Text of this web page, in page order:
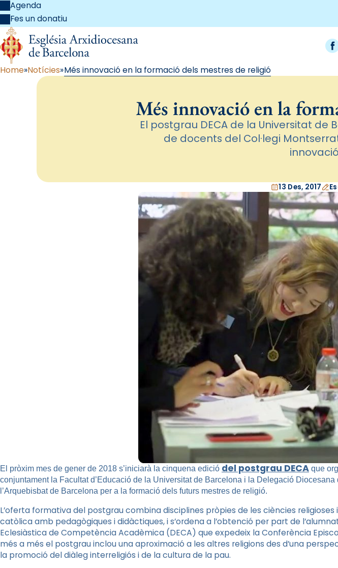
Agenda
Fes un donatiu
Home Notícies Més innovació en la formació dels mestres de religió
Més innovació en la
El postgrau DECA de la Universitat
de docents del Col·legi
13 Des, 2017
El pròxim mes de gener de 2018 s’iniciarà la cinquena edició del postgrau DECA que
conjuntament la Facultat d’Educació de la Universitat de Barcelona i la Delegació Diocesana
l’Arquebisbat de Barcelona per a la formació dels futurs mestres de religió.
L’oferta formativa del postgrau combina disciplines pròpies de les ciències religioses
catòlica amb pedagògiques i didàctiques, i s’ordena a l’obtenció per part de
Eclesiàstica de Competència Acadèmica (DECA) que expedeix la Conferència
més a més el postgrau inclou una aproximació a les altres religions des d’una
la promoció del diàleg interreligiós i de la cultura de la pau.